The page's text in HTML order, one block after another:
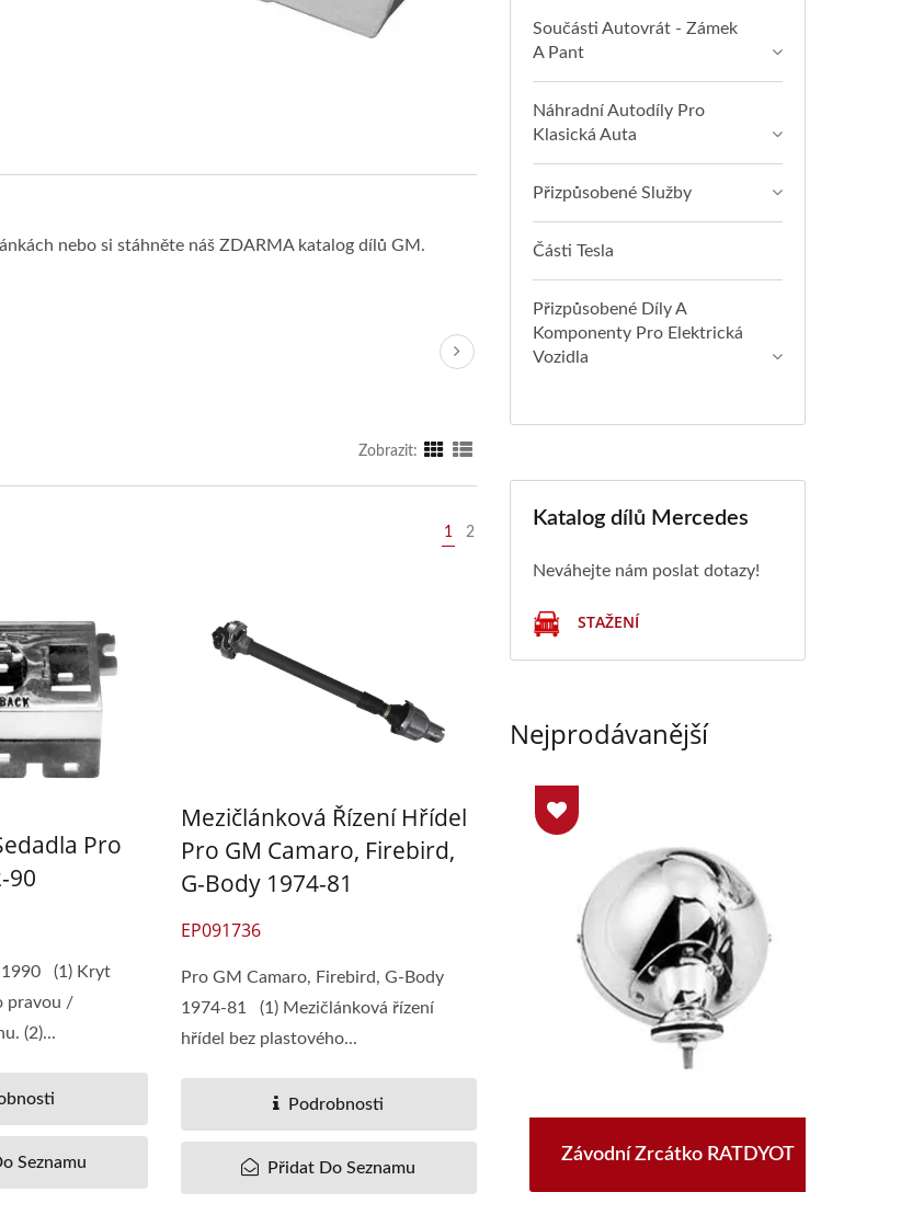
nebo si stáhněte náš ZDARMA katalog dílů GM.
Zobrazit:
1 2
Pro
90
1990 (1) Kryt
pravou /
(2)...
Seznamu
Mezičlánková Řízení Hřídel
Pro GM Camaro, Firebird,
G-Body 1974-81
EP091736
Pro GM Camaro, Firebird, G-Body
1974-81 (1) Mezičlánková řízení
hřídel bez plastového...
Podrobnosti
Přidat Do Seznamu
Součásti Autovrát - Zámek
A Pant
Náhradní Autodíly Pro
Klasická Auta
Přizpůsobené Služby
Části Tesla
Přizpůsobené Díly A
Komponenty Pro Elektrická
Vozidla
Katalog dílů Mercedes
Neváhejte nám poslat dotazy!
STAŽENÍ
Nejprodávanější
RATDYOT
Okno Regulátor BT-50 /
Závodní Zrcátko RATDYOT